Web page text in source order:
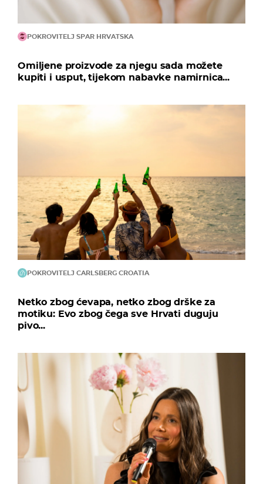
POKROVITELJ SPAR HRVATSKA
Omiljene proizvode za njegu sada možete
kupiti i usput, tijekom nabavke namirnica...
POKROVITELJ CARLSBERG CROATIA
Netko zbog ćevapa, netko zbog drške za
motiku: Evo zbog čega sve Hrvati duguju
pivo...